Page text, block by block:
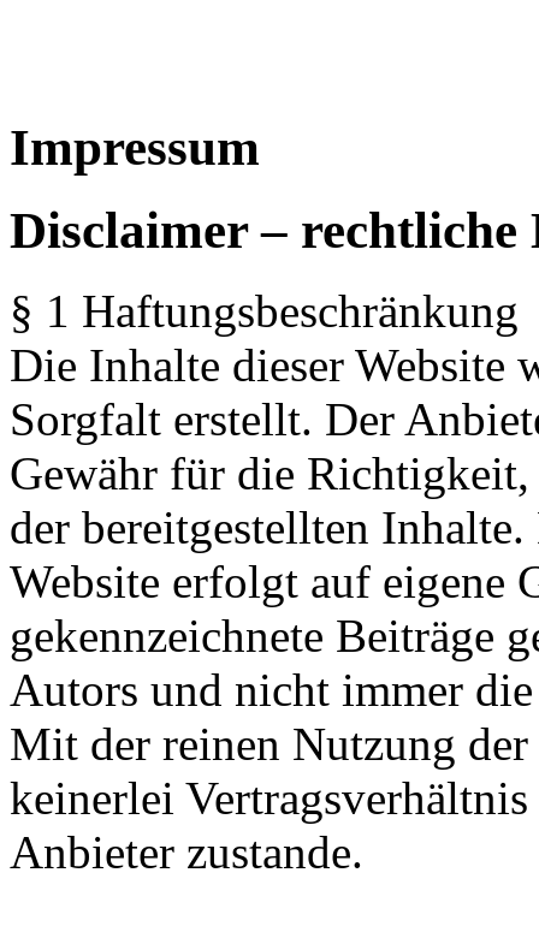
Impressum
Disclaimer – rechtliche
§ 1 Haftungsbeschränkung
Die Inhalte dieser Website
Sorgfalt erstellt. Der
Gewähr für die
der bereitgestellten
Website erfolgt auf eigene
gekennzeichnete Beiträge
Autors und nicht immer
Mit der reinen Nutzung
keinerlei
Anbieter zustande.